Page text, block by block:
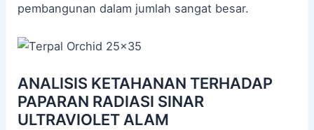
pembangunan dalam jumlah sangat besar.
ANALISIS KETAHANAN TERHADAP
PAPARAN RADIASI SINAR
ULTRAVIOLET ALAM